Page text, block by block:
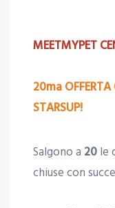
MEETMYPET
20ma OFFERTA
STARSUP!
Salgono a 20 le
chiuse con